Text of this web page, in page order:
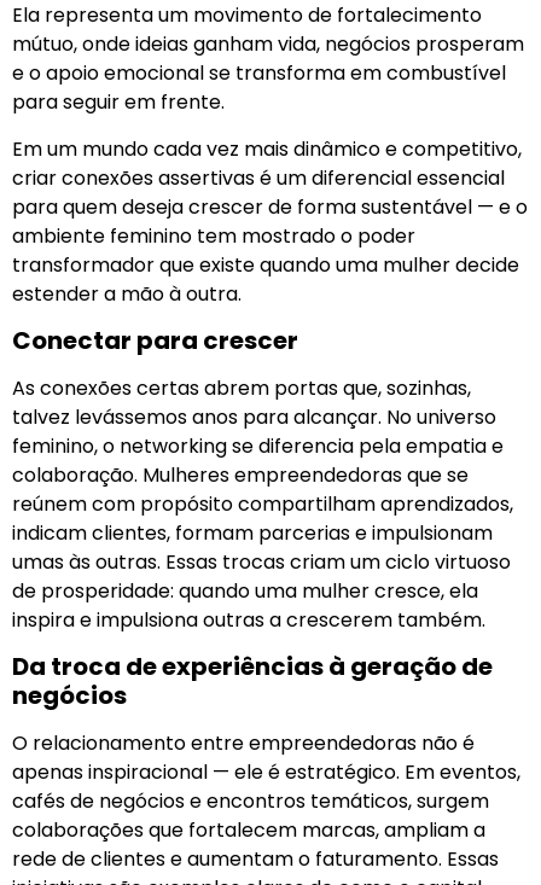
Ela representa um movimento de fortalecimento
mútuo, onde ideias ganham vida, negócios prosperam
e o apoio emocional se transforma em combustível
para seguir em frente.
Em um mundo cada vez mais dinâmico e competitivo,
criar conexões assertivas é um diferencial essencial
para quem deseja crescer de forma sustentável — e o
ambiente feminino tem mostrado o poder
transformador que existe quando uma mulher decide
estender a mão à outra.
Conectar para crescer
As conexões certas abrem portas que, sozinhas,
talvez levássemos anos para alcançar. No universo
feminino, o networking se diferencia pela empatia e
colaboração. Mulheres empreendedoras que se
reúnem com propósito compartilham aprendizados,
indicam clientes, formam parcerias e impulsionam
umas às outras. Essas trocas criam um ciclo virtuoso
de prosperidade: quando uma mulher cresce, ela
inspira e impulsiona outras a crescerem também.
Da troca de experiências à geração de
negócios
O relacionamento entre empreendedoras não é
apenas inspiracional — ele é estratégico. Em eventos,
cafés de negócios e encontros temáticos, surgem
colaborações que fortalecem marcas, ampliam a
rede de clientes e aumentam o faturamento. Essas